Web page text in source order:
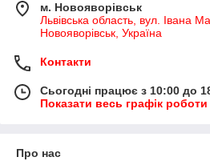
м. Новояворівськ
Львівська область, вул. Івана
Новояворівськ, Україна
Контакти
Сьогодні працює з 10:00 до
Показати весь графік роботи
Про нас